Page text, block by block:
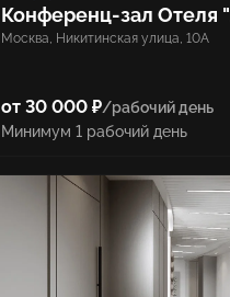
Конференц‑зал Отеля
Москва, Никитинская улица, 10А
от 30 000 ₽/рабочий день
Минимум 1 рабочий день